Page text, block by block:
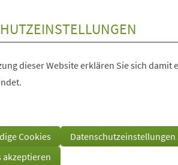
dieser Website erklären Sie sich damit
Cookies
Datenschutzeinstellungen
akzeptieren